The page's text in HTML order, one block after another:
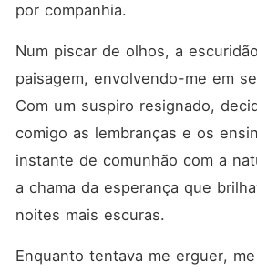
por companhia.
Num piscar de olhos, a
paisagem, envolvendo-me em
Com um suspiro resignado,
comigo as lembranças e os
instante de comunhão com a
a chama da esperança que
noites mais escuras.
Enquanto tentava me erguer,